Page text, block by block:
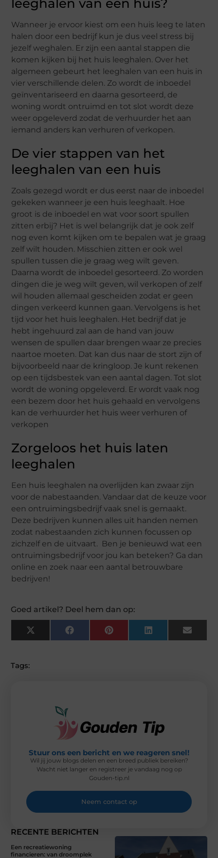
leeghalen van een huis?
Wanneer je ervoor kiest om een huis leeg te laten
halen door een bedrijf kun je dus veel stress bij
jezelf weghalen. Er zijn een aantal stappen die
komen kijken bij het huis leeghalen. Over het
algemeen gebeurt het leeghalen van een huis in
vier verschillende delen. Zo wordt de inboedel
geïnventariseerd en daarna gesorteerd, de
woning wordt ontruimd en tot slot wordt deze
weer opgeleverd zodat de verhuurder het aan
iemand anders kan verhuren of verkopen.
De vier stappen van het
leeghalen van een huis
Zoals gezegd wordt er dus eerst naar de inboedel
gekeken wanneer je een huis leeghaalt. Hoe
groot is de inboedel en wat voor soort spullen
zitten erbij? Het is wel belangrijk dat je ook zelf
nog even komt kijken om te bepalen wat je graag
zelf wilt houden. Misschien zitten er ook wel
spullen tussen die je graag weg wilt geven.
Daarna wordt de inboedel gesorteerd. Zo worden
dingen die je weg wilt geven, wil verkopen of zelf
wil houden allemaal gescheiden zodat er geen
dingen verkeerd kunnen gaan. Vervolgens is het
tijd voor het huis leeghalen. Het bedrijf dat je
hebt ingehuurd zal aan de hand van jouw
wensen de spullen daar brengen waar ze precies
naartoe moeten. Dat kan dus naar de stort zijn of
bijvoorbeeld naar de kringloop. Je kunt rekenen
op een tijdsbestek van een aantal dagen. Tot slot
wordt de woning opgeleverd. Er wordt vaak nog
een bezem door het huis gehaald en vervolgens
kan de verhuurder het huis weer verhuren of
verkopen
Zorgeloos het huis laten
leeghalen
Een huis leeghalen na overlijden kan zwaar zijn
voor de nabestaanden. Vandaar dat de keuze voor
een ontruimingsbedrijf vaak snel is gemaakt.
Deze bedrijven kunnen alles uit handen nemen
zodat nabestaanden zich kunnen focussen op
zichzelf en de uitvaart. Ben je benieuwd wat een
ontruimingsbedrijf voor jou kan beteken? Ga dan
online en zoek naar een aantal betrouwbare
bedrijven!
Goed artikel? Deel hem dan op:
X
(
F
A
P
I
L
I
E
M
Tags:
RECENTE BERICHTEN
Een recreatiewoning
financieren: van droomplek
Stuur ons een bericht en we reageren snel!
Wil jij jouw blogs delen en een breed publiek bereiken?
Wacht niet langer en registreer je vandaag nog op
Gouden-tip.nl
Neem contact op